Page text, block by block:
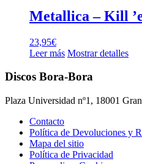
Metallica – Kill
23,95€
Leer más Mostrar detalles
Discos Bora-Bora
Plaza Universidad nº1, 18001
Contacto
Política de Devoluciones y
Mapa del sitio
Política de Privacidad